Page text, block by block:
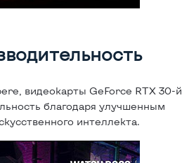
видеокарты GeForce RTX 30-й
благодаря улучшенным
интеллекта.